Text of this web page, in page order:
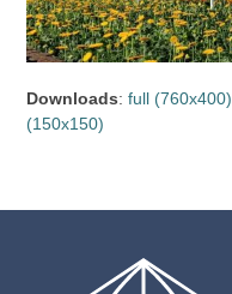
Downloads:full (760x400)
(150x150)